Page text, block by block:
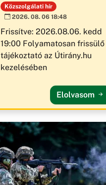
Közszolgálati hír
2026. 08. 06 18:48
Frissítve: 2026.08.06. kedd
19:00 Folyamatosan frissülő
tájékoztató az Útirány.hu
kezelésében
Elolvasom